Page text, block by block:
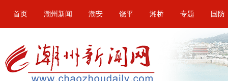
首页 潮州新闻 潮安 饶平 湘桥 专题 国防